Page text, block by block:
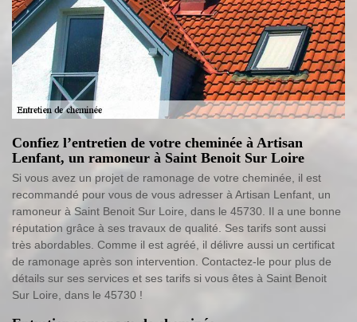
Confiez l’entretien de votre cheminée à Artisan
Lenfant, un ramoneur à Saint Benoit Sur Loire
Si vous avez un projet de ramonage de votre cheminée, il est
recommandé pour vous de vous adresser à Artisan Lenfant, un
ramoneur à Saint Benoit Sur Loire, dans le 45730. Il a une bonne
réputation grâce à ses travaux de qualité. Ses tarifs sont aussi
très abordables. Comme il est agréé, il délivre aussi un certificat
de ramonage après son intervention. Contactez-le pour plus de
détails sur ses services et ses tarifs si vous êtes à Saint Benoit
Sur Loire, dans le 45730 !